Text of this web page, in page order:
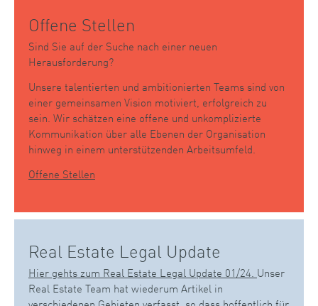
Offene Stellen
Sind Sie auf der Suche nach einer neuen
Herausforderung?
Unsere talentierten und ambitionierten Teams sind von
einer gemeinsamen Vision motiviert, erfolgreich zu
sein. Wir schätzen eine offene und unkomplizierte
Kommunikation über alle Ebenen der Organisation
hinweg in einem unterstützenden Arbeitsumfeld.
Offene Stellen
Real Estate Legal Update
Hier gehts zum Real Estate Legal Update 01/24. Unser
Real Estate Team hat wiederum Artikel in